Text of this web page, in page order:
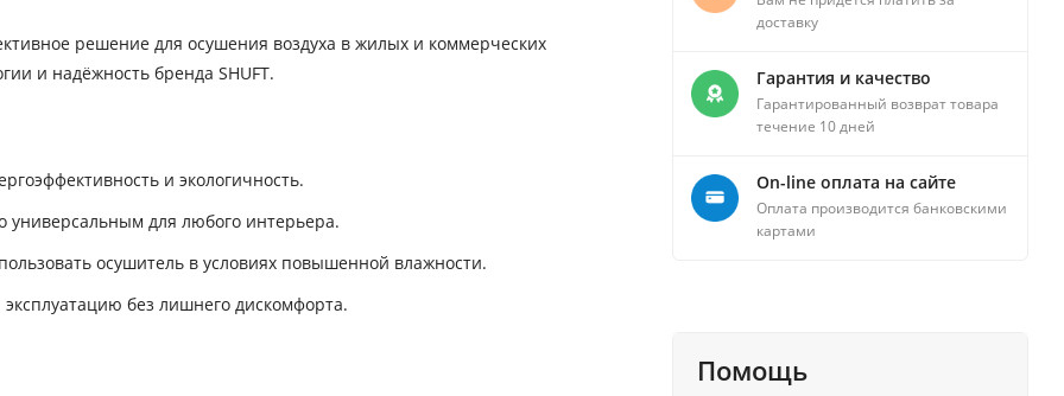
решение для осушения воздуха в жилых и коммерческих
и надёжность бренда SHUFT.
и экологичность.
универсальным для любого интерьера.
осушитель в условиях повышенной влажности.
без лишнего дискомфорта.
доставку
Гарантия и качество
Гарантированный возврат товара
течение 10 дней
On-line оплата на сайте
Оплата производится банковскими
картами
Помощь